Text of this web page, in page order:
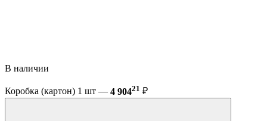
В наличии
Коробка (картон) 1 шт — 4 90421 ₽